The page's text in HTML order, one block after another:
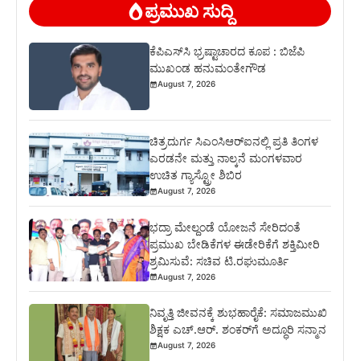
ಪ್ರಮುಖ ಸುದ್ದಿ
ಕೆಪಿಎಸ್‍ಸಿ ಭ್ರಷ್ಟಾಚಾರದ ಕೂಪ : ಬಿಜೆಪಿ
ಮುಖಂಡ ಹನುಮಂತೇಗೌಡ
August 7, 2026
ಚಿತ್ರದುರ್ಗ ಸಿಎಂಸಿಆರ್‍ಐನಲ್ಲಿ ಪ್ರತಿ ತಿಂಗಳ
ಎರಡನೇ ಮತ್ತು ನಾಲ್ಕನೆ ಮಂಗಳವಾರ
ಉಚಿತ ಗ್ಯಾಸ್ಟ್ರೋ ಶಿಬಿರ
August 7, 2026
ಭದ್ರಾ ಮೇಲ್ದಂಡೆ ಯೋಜನೆ ಸೇರಿದಂತೆ
ಪ್ರಮುಖ ಬೇಡಿಕೆಗಳ ಈಡೇರಿಕೆಗೆ ಶಕ್ತಿಮೀರಿ
ಶ್ರಮಿಸುವೆ: ಸಚಿವ ಟಿ.ರಘುಮೂರ್ತಿ
August 7, 2026
ನಿವೃತ್ತಿ ಜೀವನಕ್ಕೆ ಶುಭಹಾರೈಕೆ: ಸಮಾಜಮುಖಿ
ಶಿಕ್ಷಕ ಎಚ್.ಆರ್. ಶಂಕರ್‌ಗೆ ಅದ್ಧೂರಿ ಸನ್ಮಾನ
August 7, 2026